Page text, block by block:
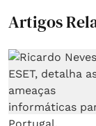
Artigos